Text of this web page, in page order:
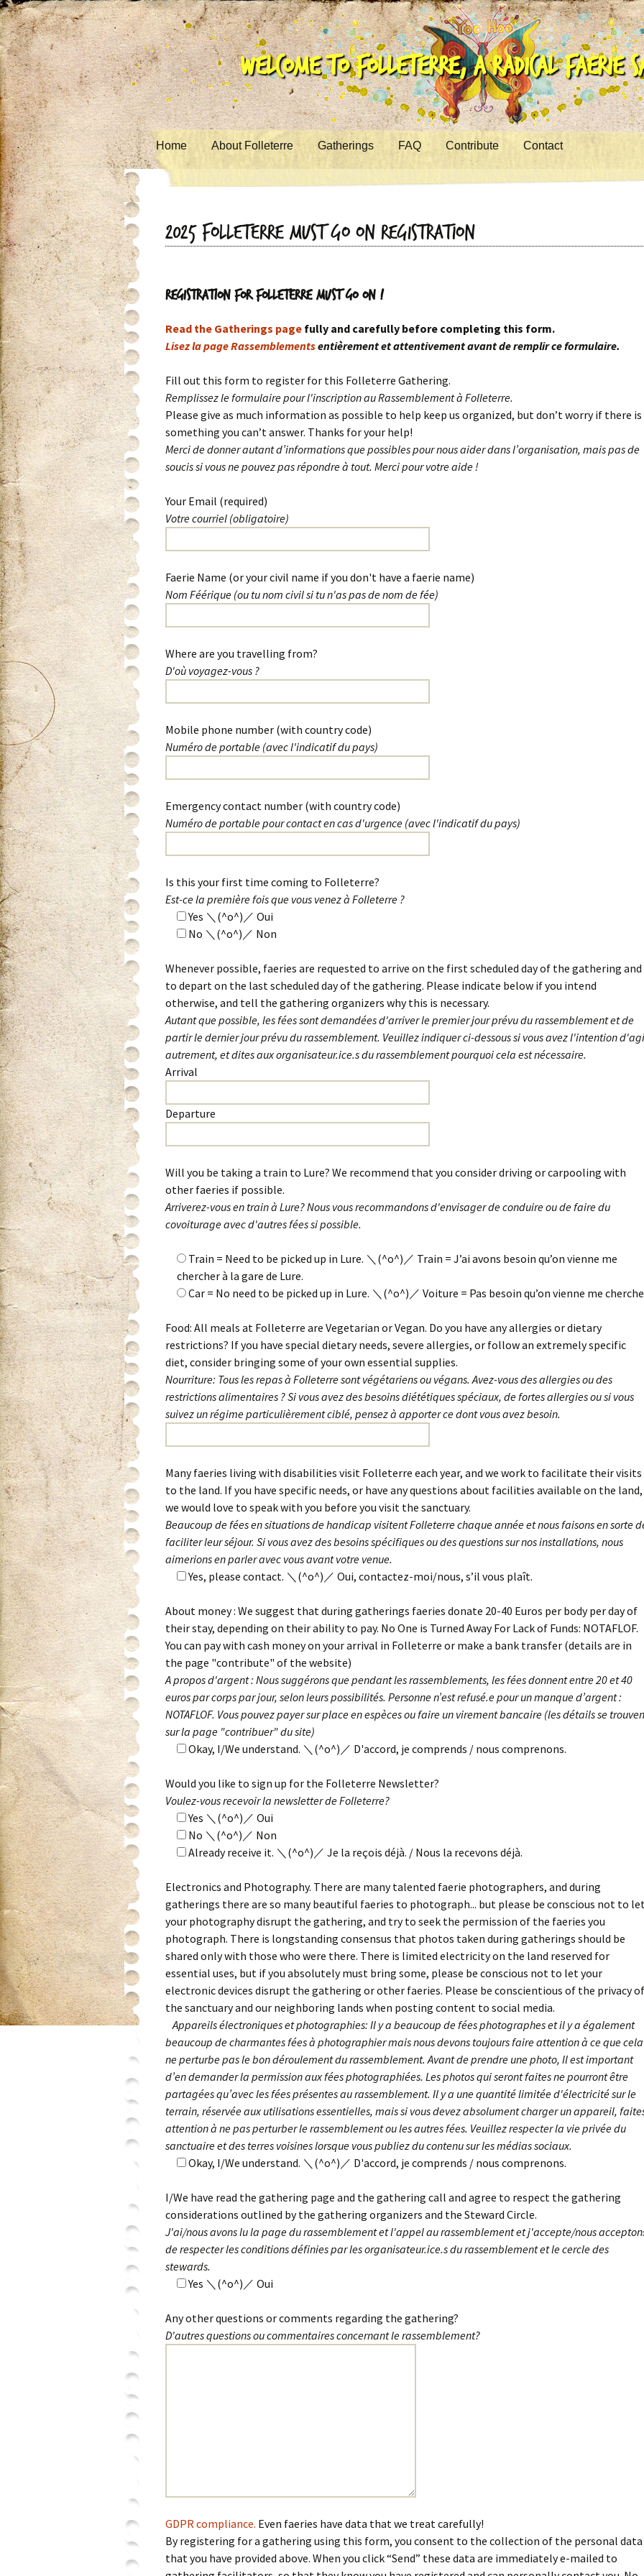
Welcome to Folleterre, a Radical Faerie
Skip to content
Home About Folleterre Gatherings FAQ Contribute Contact
2025 Folleterre Must Go On Registration
Registration for Folleterre Must Go On !
Read the Gatherings page fully and carefully before completing this form.
Lisez la page Rassemblementsentièrement et attentivement avant de remplir ce formulaire.
Fill out this form to register for this Folleterre Gathering.
Remplissez le formulaire pour l'inscription au Rassemblement à Folleterre.
Please give as much information as possible to help keep us organized, but don’t worry if there is
something you can’t answer. Thanks for your help!
Merci de donner autant d’informations que possibles pour nous aider dans l’organisation, mais pas de
soucis si vous ne pouvez pas répondre à tout. Merci pour votre aide !
Your Email (required)
Votre courriel (obligatoire)
Please leave this field empty.
Faerie Name (or your civil name if you don't have a faerie name)
Nom Féérique (ou tu nom civil si tu n'as pas de nom de fée)
Where are you travelling from?
D'où voyagez-vous ?
Mobile phone number (with country code)
Numéro de portable (avec l'indicatif du pays)
Emergency contact number (with country code)
Numéro de portable pour contact en cas d'urgence (avec l'indicatif du pays)
Is this your first time coming to Folleterre?
Est-ce la première fois que vous venez à Folleterre ?
Yes ＼(^o^)／ Oui
No ＼(^o^)／ Non
Whenever possible, faeries are requested to arrive on the first scheduled day of the gathering and
to depart on the last scheduled day of the gathering. Please indicate below if you intend
otherwise, and tell the gathering organizers why this is necessary.
Autant que possible, les fées sont demandées d'arriver le premier jour prévu du rassemblement et de
partir le dernier jour prévu du rassemblement. Veuillez indiquer ci-dessous si vous avez l'intention
autrement, et dites aux organisateur.ice.s du rassemblement pourquoi cela est nécessaire.
Arrival
Departure
Will you be taking a train to Lure? We recommend that you consider driving or carpooling with
other faeries if possible.
Arriverez-vous en train à Lure? Nous vous recommandons d'envisager de conduire ou de faire du
covoiturage avec d'autres fées si possible.
Train = Need to be picked up in Lure. ＼(^o^)／ Train = J’ai avons besoin qu’on vienne me
chercher à la gare de Lure.
Car = No need to be picked up in Lure. ＼(^o^)／ Voiture = Pas besoin qu’on vienne me
Food: All meals at Folleterre are Vegetarian or Vegan. Do you have any allergies or dietary
restrictions? If you have special dietary needs, severe allergies, or follow an extremely specific
diet, consider bringing some of your own essential supplies.
Nourriture: Tous les repas à Folleterre sont végétariens ou végans. Avez-vous des allergies ou des
restrictions alimentaires ? Si vous avez des besoins diététiques spéciaux, de fortes allergies ou si vous
suivez un régime particulièrement ciblé, pensez à apporter ce dont vous avez besoin.
Many faeries living with disabilities visit Folleterre each year, and we work to facilitate their visits
to the land. If you have specific needs, or have any questions about facilities available on the land,
we would love to speak with you before you visit the sanctuary.
Beaucoup de fées en situations de handicap visitent Folleterre chaque année et nous faisons en sorte
faciliter leur séjour. Si vous avez des besoins spécifiques ou des questions sur nos installations, nous
aimerions en parler avec vous avant votre venue.
Yes, please contact. ＼(^o^)／ Oui, contactez-moi/nous, s’il vous plaît.
About money : We suggest that during gatherings faeries donate 20-40 Euros per body per day of
their stay, depending on their ability to pay. No One is Turned Away For Lack of Funds: NOTAFLOF.
You can pay with cash money on your arrival in Folleterre or make a bank transfer (details are in
the page "contribute" of the website)
A propos d'argent : Nous suggérons que pendant les rassemblements, les fées donnent entre 20 et 40
euros par corps par jour, selon leurs possibilités. Personne n’est refusé.e pour un manque d’argent :
NOTAFLOF. Vous pouvez payer sur place en espèces ou faire un virement bancaire (les détails se
sur la page "contribuer" du site)
Okay, I/We understand. ＼(^o^)／ D'accord, je comprends / nous comprenons.
Would you like to sign up for the Folleterre Newsletter?
Voulez-vous recevoir la newsletter de Folleterre?
Yes ＼(^o^)／ Oui
No ＼(^o^)／ Non
Already receive it. ＼(^o^)／ Je la reçois déjà. / Nous la recevons déjà.
Electronics and Photography. There are many talented faerie photographers, and during
gatherings there are so many beautiful faeries to photograph... but please be conscious not to
your photography disrupt the gathering, and try to seek the permission of the faeries you
photograph. There is longstanding consensus that photos taken during gatherings should be
shared only with those who were there. There is limited electricity on the land reserved for
essential uses, but if you absolutely must bring some, please be conscious not to let your
electronic devices disrupt the gathering or other faeries. Please be conscientious of the privacy of
the sanctuary and our neighboring lands when posting content to social media.
Appareils électroniques et photographies: Il y a beaucoup de fées photographes et il y a également
beaucoup de charmantes fées à photographier mais nous devons toujours faire attention à ce que cela
ne perturbe pas le bon déroulement du rassemblement. Avant de prendre une photo, Il est important
d’en demander la permission aux fées photographiées. Les photos qui seront faites ne pourront être
partagées qu’avec les fées présentes au rassemblement. Il y a une quantité limitée d'électricité sur le
terrain, réservée aux utilisations essentielles, mais si vous devez absolument charger un appareil,
attention à ne pas perturber le rassemblement ou les autres fées. Veuillez respecter la vie privée du
sanctuaire et des terres voisines lorsque vous publiez du contenu sur les médias sociaux.
Okay, I/We understand. ＼(^o^)／ D'accord, je comprends / nous comprenons.
I/We have read the gathering page and the gathering call and agree to respect the gathering
considerations outlined by the gathering organizers and the Steward Circle.
J'ai/nous avons lu la page du rassemblement et l'appel au rassemblement et j'accepte/nous
de respecter les conditions définies par les organisateur.ice.s du rassemblement et le cercle des
stewards.
Yes ＼(^o^)／ Oui
Any other questions or comments regarding the gathering?
D'autres questions ou commentaires concernant le rassemblement?
GDPR compliance. Even faeries have data that we treat carefully!
By registering for a gathering using this form, you consent to the collection of the personal data
that you have provided above. When you click “Send” these data are immediately e-mailed to